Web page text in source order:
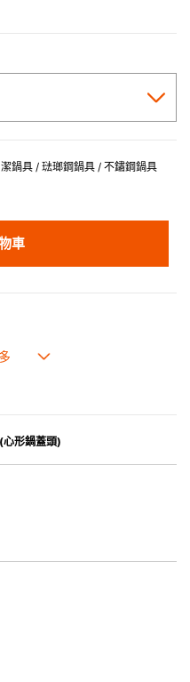
鍋具 / 琺瑯鋼鍋具 / 不鏽鋼鍋具
車
食物的原汁原味。
心形鍋蓋頭)